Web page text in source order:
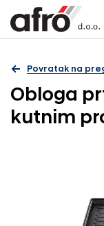
Povratak na
Obloga
kutnim